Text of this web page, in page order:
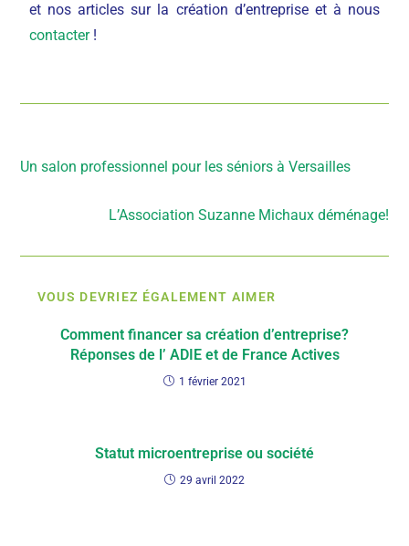
et nos articles sur la création d’entreprise et à nous
contacter!
Un salon professionnel pour les séniors à Versailles
L’Association Suzanne Michaux déménage!
VOUS DEVRIEZ ÉGALEMENT AIMER
Comment financer sa création d’entreprise?
Réponses de l’ ADIE et de France Actives
1 février 2021
Statut microentreprise ou société
29 avril 2022